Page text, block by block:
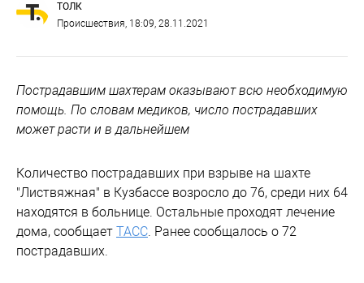
ТОЛК
Происшествия, 18:09, 28.11.2021
Пострадавшим шахтерам оказывают всю необходимую
помощь. По словам медиков, число пострадавших
может расти и в дальнейшем
Количество пострадавших при взрыве на шахте
"Листвяжная" в Кузбассе возросло до 76, среди них 64
находятся в больнице. Остальные проходят лечение
дома, сообщает ТАСС. Ранее сообщалось о 72
пострадавших.